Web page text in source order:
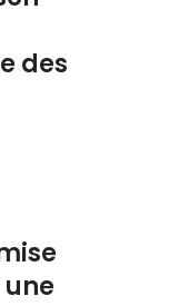
des